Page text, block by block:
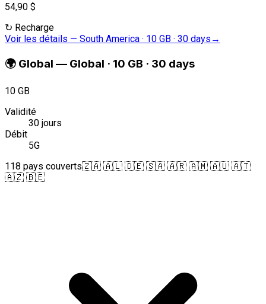
54,90 $
↻ Recharge
Voir les détails — South America · 10 GB · 30 days →
🌍 Global — Global · 10 GB · 30 days
10 GB
Validité
30 jours
Débit
5G
118 pays couverts🇿🇦 🇦🇱 🇩🇪 🇸🇦 🇦🇷 🇦🇲 🇦🇺 🇦🇹
🇦🇿 🇧🇪